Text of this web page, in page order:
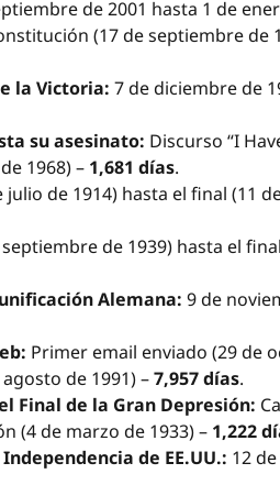
de 2001 hasta 1 de
(17 de septiembre de
la Victoria: 7 de diciembre de
su asesinato: Discurso “I
1968) – 1,681 días.
julio de 1914) hasta el final (11
de 1939) hasta el
Alemana: 9 de
Primer email enviado (29 de
de 1991) –7,957 días.
Final de la Gran Depresión:
(4 de marzo de 1933) – 1,222
de EE.UU.: 12